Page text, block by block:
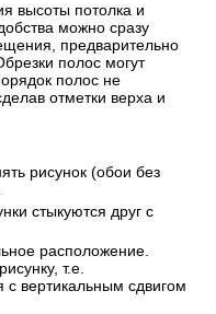
высоты потолка и
можно сразу
предварительно
полос могут
полос не
отметки верха и
рисунок (обои без
стыкуются друг с
расположение.
т.е.
вертикальным сдвигом